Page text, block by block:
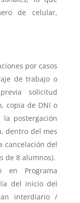
de celular,
por casos
de trabajo o
solicitud
copia de DNI o
postergación
dentro del mes
cancelación del
de 8 alumnos).
en Programa
del inicio del
interdiario /